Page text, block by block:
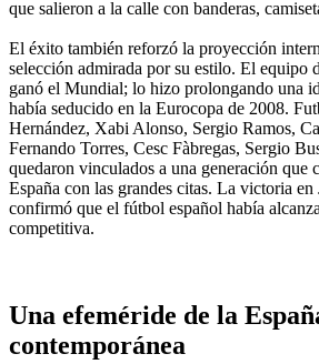
que salieron a la calle con banderas,
El éxito también reforzó la proyección
selección admirada por su estilo. El equipo
ganó el Mundial; lo hizo prolongando una
había seducido en la Eurocopa de 2008.
Hernández, Xabi Alonso, Sergio Ramos,
Fernando Torres, Cesc Fàbregas, Sergio
quedaron vinculados a una generación que
España con las grandes citas. La victoria en
confirmó que el fútbol español había
competitiva.
Una efeméride de la
contemporánea